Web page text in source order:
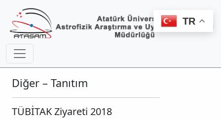
Diğer – Tanıtım
TÜBİTAK Ziyareti 2018
TR